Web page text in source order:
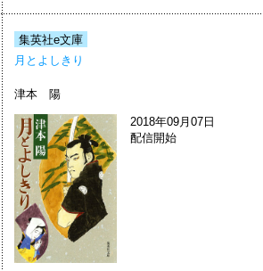
集英社e文庫
月とよしきり
津本 陽
2018年09月07日
配信開始